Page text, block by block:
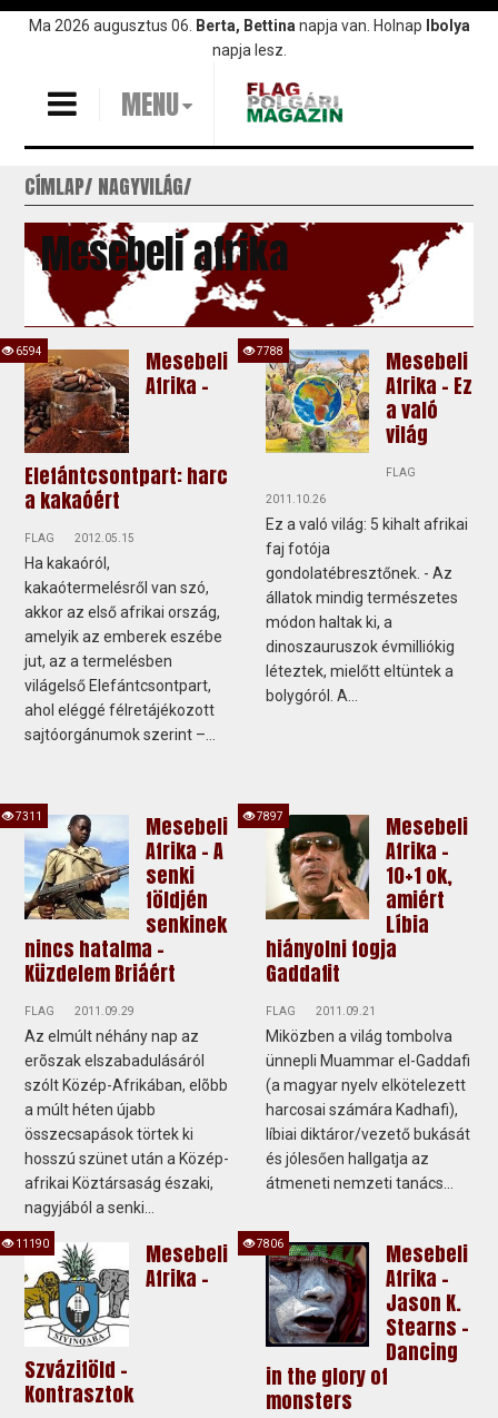
UgrásMa 2026 augusztus 06. Berta, Bettina napja van. Holnap
Ibolya
napja lesz.
MENU
CÍMLAP NAGYVILÁG
Mesebeli afrika
Mesebeli
Afrika -
Elefántcsontpart: harc
a kakaóért
FLAG 2012.05.15
Ha kakaóról,
kakaótermelésről van szó,
akkor az első afrikai ország,
amelyik az emberek eszébe
jut, az a termelésben
világelső Elefántcsontpart,
ahol eléggé félretájékozott
sajtóorgánumok szerint –...
6594
Mesebeli
Afrika - Ez
a való
világ
FLAG
2011.10.26
Ez a való világ: 5 kihalt afrikai
faj fotója
gondolatébresztőnek. - Az
állatok mindig természetes
módon haltak ki, a
dinoszauruszok évmilliókig
léteztek, mielőtt eltüntek a
bolygóról. A...
7788
Mesebeli
Afrika - A
senki
földjén
senkinek
nincs hatalma –
Küzdelem Briáért
FLAG 2011.09.29
Az elmúlt néhány nap az
erõszak elszabadulásáról
szólt Közép-Afrikában, elõbb
a múlt héten újabb
összecsapások törtek ki
hosszú szünet után a Közép-
afrikai Köztársaság északi,
nagyjából a senki...
7311
Mesebeli
Afrika -
10+1 ok,
amiért
Líbia
hiányolni fogja
Gaddafit
FLAG 2011.09.21
Miközben a világ tombolva
ünnepli Muammar el-Gaddafi
(a magyar nyelv elkötelezett
harcosai számára Kadhafi),
líbiai diktáror/vezető bukását
és jólesően hallgatja az
átmeneti nemzeti tanács...
7897
Mesebeli
Afrika -
Szváziföld –
Kontrasztok
11190
Mesebeli
Afrika -
Jason K.
Stearns –
Dancing
in the glory of
monsters
7806